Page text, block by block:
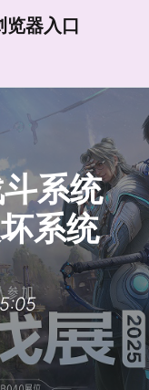
器入口
系统
系统